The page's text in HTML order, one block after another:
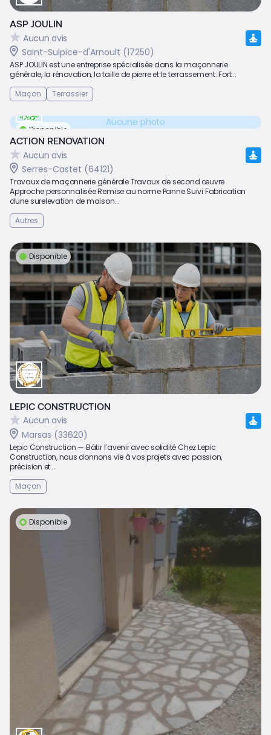
ASP JOULIN
Aucun avis
Saint-Sulpice-d'Arnoult (17250)
ASP JOULIN est une entreprise spécialisée dans la maçonnerie
générale, la rénovation, la taille de pierre et le terrassement. Fort...
Maçon
Terrassier
Disponible
Aucune photo
ACTION RENOVATION
Aucun avis
Serres-Castet (64121)
Travaux de maçonnerie générale Travaux de second œuvre
Approche personnalisée Remise au norme Panne Suivi Fabrication
dune surelevation de maison...
Autres
Disponible
LEPIC CONSTRUCTION
Aucun avis
Marsas (33620)
Lepic Construction — Bâtir l’avenir avec solidité Chez Lepic
Construction, nous donnons vie à vos projets avec passion,
précision et...
Maçon
Disponible